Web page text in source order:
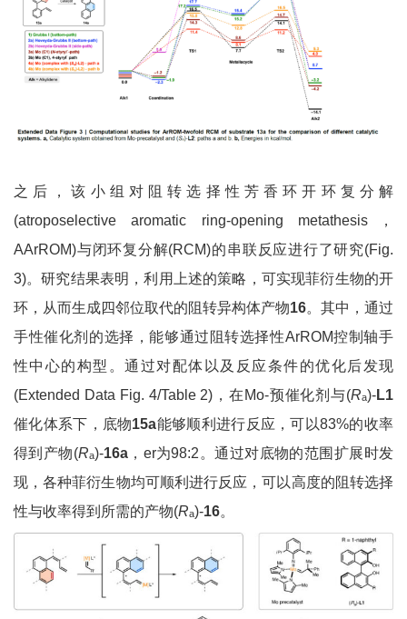
之后，该小组对阻转选择性芳香环开环复分解
(atroposelective aromatic ring-opening metathesis，
AArROM)与闭环复分解(RCM)的串联反应进行了研究(Fig.
3)。研究结果表明，利用上述的策略，可实现菲衍生物的开
环，从而生成四邻位取代的阻转异构体产物16。其中，通过
手性催化剂的选择，能够通过阻转选择性ArROM控制轴手
性中心的构型。通过对配体以及反应条件的优化后发现
(Extended Data Fig. 4/Table 2)，在Mo-预催化剂与(Ra)-L1
催化体系下，底物15a能够顺利进行反应，可以83%的收率
得到产物(Ra)-16a，er为98:2。通过对底物的范围扩展时发
现，各种菲衍生物均可顺利进行反应，可以高度的阻转选择
性与收率得到所需的产物(Ra)-16。